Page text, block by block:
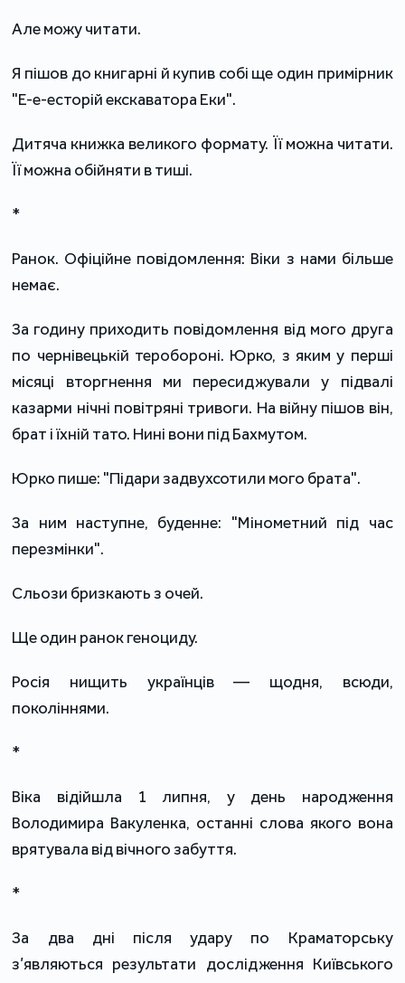
Але можу читати.
Я пішов до книгарні й купив собі ще один примірник
"Е-е-есторій екскаватора Еки".
Дитяча книжка великого формату. Її можна читати.
Її можна обійняти в тиші.
*
Ранок. Офіційне повідомлення: Віки з нами більше
немає.
За годину приходить повідомлення від мого друга
по чернівецькій теробороні. Юрко, з яким у перші
місяці вторгнення ми пересиджували у підвалі
казарми нічні повітряні тривоги. На війну пішов він,
брат і їхній тато. Нині вони під Бахмутом.
Юрко пише: "Підари задвухсотили мого брата".
За ним наступне, буденне: "Мінометний під час
перезмінки".
Сльози бризкають з очей.
Ще один ранок геноциду.
Росія нищить українців — щодня, всюди,
поколіннями.
*
Віка відійшла 1 липня, у день народження
Володимира Вакуленка, останні слова якого вона
врятувала від вічного забуття.
*
За два дні після удару по Краматорську
з’являються результати дослідження Київського